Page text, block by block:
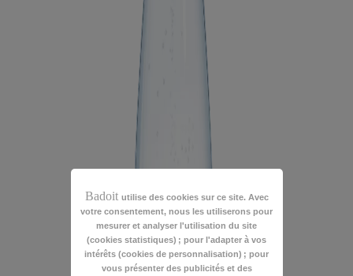
Badoit utilise des cookies sur ce site. Avec
votre consentement, nous les utiliserons pour
mesurer et analyser l'utilisation du site
(cookies statistiques) ; pour l'adapter à vos
intérêts (cookies de personnalisation) ; pour
vous présenter des publicités et des